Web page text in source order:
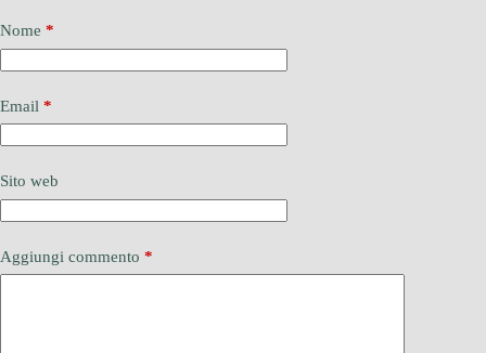
Nome *
Email *
Sito web
Aggiungi commento *